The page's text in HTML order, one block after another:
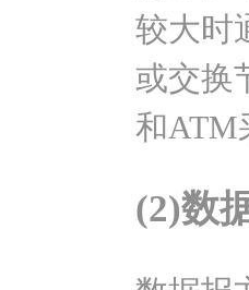
较大时
或交换
和ATM
(2)数